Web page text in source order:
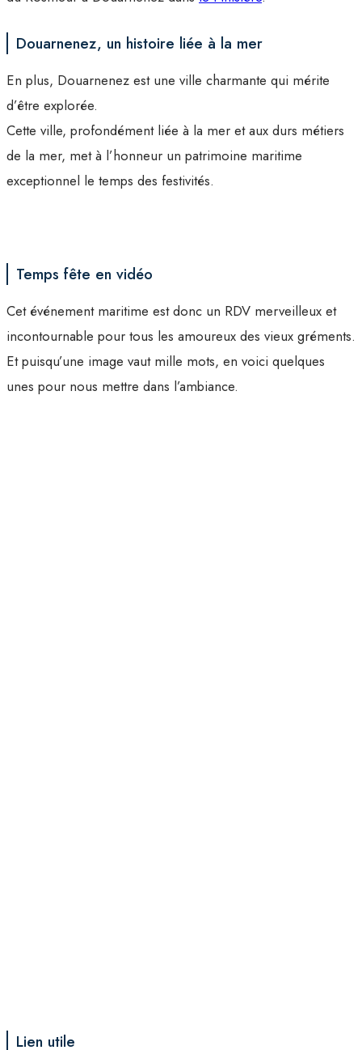
Douarnenez, un histoire liée à la mer
En plus, Douarnenez est une ville charmante qui mérite
d’être explorée.
Cette ville, profondément liée à la mer et aux durs métiers
de la mer, met à l’honneur un patrimoine maritime
exceptionnel le temps des festivités.
Temps fête en vidéo
Cet événement maritime est donc un RDV merveilleux et
incontournable pour tous les amoureux des vieux gréments.
Et puisqu’une image vaut mille mots, en voici quelques
unes pour nous mettre dans l’ambiance.
Lien utile